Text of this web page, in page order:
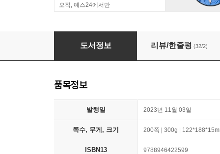
오직, 예스24에서만
오늘도 달리기를 합니다
도서정보 리뷰/한줄평 (32/2)
품목정보
발행일 2023년 11월 03일
쪽수, 무게, 크기 200쪽 | 300g |
ISBN13 9788946422599